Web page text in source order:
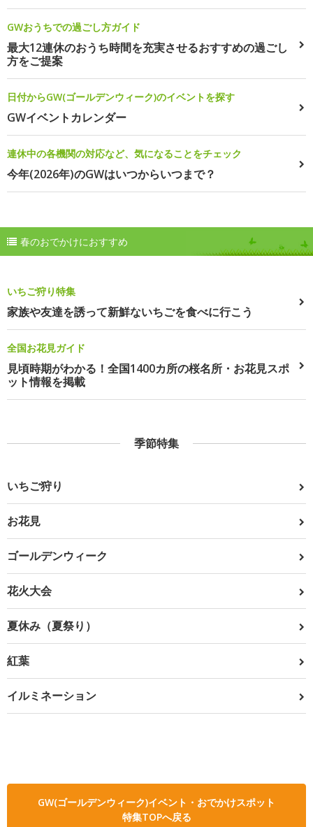
GWおうちでの過ごし方ガイド
最大12連休のおうち時間を充実させるおすすめの過ごし
方をご提案
日付からGW(ゴールデンウィーク)のイベントを探す
GWイベントカレンダー
連休中の各機関の対応など、気になることをチェック
今年(2026年)のGWはいつからいつまで？
春のおでかけにおすすめ
いちご狩り特集
家族や友達を誘って新鮮ないちごを食べに行こう
全国お花見ガイド
見頃時期がわかる！全国1400カ所の桜名所・お花見スポ
ット情報を掲載
季節特集
いちご狩り
お花見
ゴールデンウィーク
花火大会
夏休み（夏祭り）
紅葉
イルミネーション
GW(ゴールデンウィーク)イベント・おでかけスポット
特集TOPへ戻る